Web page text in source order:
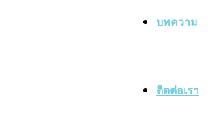
บทความ
ติดต่อเรา